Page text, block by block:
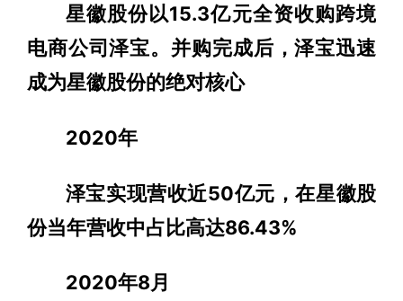
星徽股份以15.3亿元全资收购跨境
电商公司泽宝。并购完成后，泽宝迅速
成为星徽股份的绝对核心
2020年
泽宝实现营收近50亿元，在星徽股
份当年营收中占比高达86.43%
2020年8月